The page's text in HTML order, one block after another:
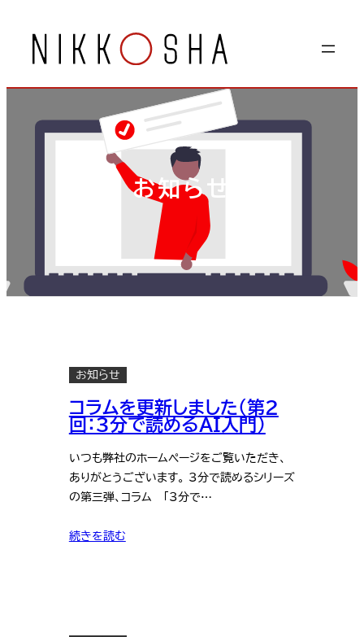
お知らせ
お知らせ
コラムを更新しました（第2
回：3分で読めるAI入門）
いつも弊社のホームページをご覧いただき、
ありがとうございます。 3分で読めるシリーズ
の第三弾、コラム 「3分で…
続きを読む